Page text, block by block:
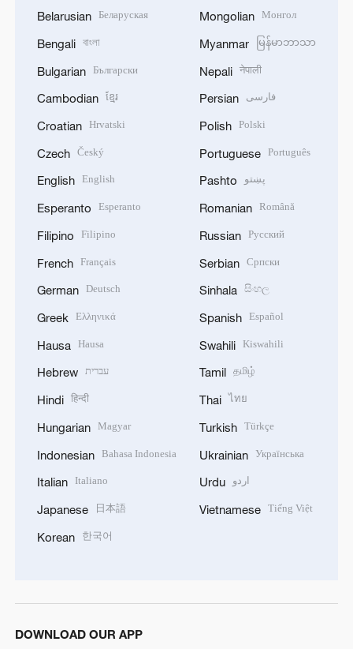
Belarusian Беларуская
Bengali বাংলা
Bulgarian Български
Cambodian ខ្មែរ
Croatian Hrvatski
Czech Český
English English
Esperanto Esperanto
Filipino Filipino
French Français
German Deutsch
Greek Ελληνικά
Hausa Hausa
Hebrew עברית
Hindi हिन्दी
Hungarian Magyar
Indonesian Bahasa Indonesia
Italian Italiano
Japanese 日本語
Korean 한국어
Mongolian Монгол
Myanmar မြန်မာဘာသာ
Nepali नेपाली
Persian فارسی
Polish Polski
Portuguese Português
Pashto پښتو
Romanian Română
Russian Русский
Serbian Српски
Sinhala සිංහල
Spanish Español
Swahili Kiswahili
Tamil தமிழ்
Thai ไทย
Turkish Türkçe
Ukrainian Українська
Urdu اردو
Vietnamese Tiếng Việt
DOWNLOAD OUR APP